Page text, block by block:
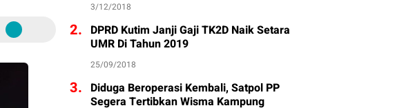
3/12/2018
2. DPRD Kutim Janji Gaji TK2D Naik Setara
UMR Di Tahun 2019
25/09/2018
3. Diduga Beroperasi Kembali, Satpol PP
Segera Tertibkan Wisma Kampung